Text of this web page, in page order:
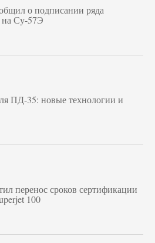
о подписании ряда
на Су-57Э
ПД-35: новые технологии и
перенос сроков сертификации
100